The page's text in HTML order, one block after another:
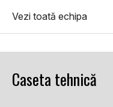
Vezi toată echipa
Caseta tehnică